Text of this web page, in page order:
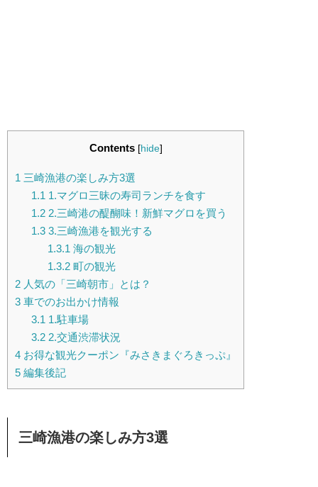
Contents [hide]
1 三崎漁港の楽しみ方3選
1.1 1.マグロ三昧の寿司ランチを食す
1.22.三崎港の醍醐味！新鮮マグロを買う
1.33.三崎漁港を観光する
1.3.1 海の観光
1.3.2町の観光
2 人気の「三崎朝市」とは？
3 車でのお出かけ情報
3.1 1.駐車場
3.22.交通渋滞状況
4 お得な観光クーポン『みさきまぐろきっぷ』
5 編集後記
三崎漁港の楽しみ方3選